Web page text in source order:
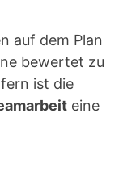
auf dem Plan
bewertet zu
ist die
eine